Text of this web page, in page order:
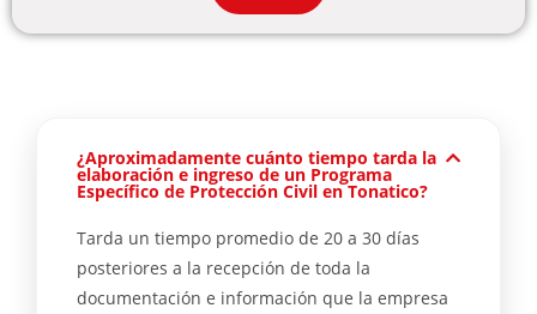
¿Aproximadamente cuánto tiempo tarda la
elaboración e ingreso de un Programa
Específico de Protección Civil en Tonatico?
Tarda un tiempo promedio de 20 a 30 días
posteriores a la recepción de toda la
documentación e información que la empresa